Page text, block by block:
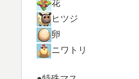
花
ヒツジ
卵
ニワトリ